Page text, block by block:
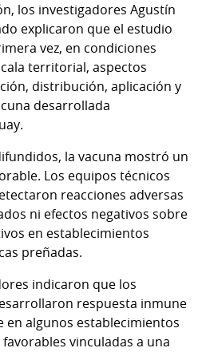
los investigadores Agustín
explicaron que el estudio
vez, en condiciones
territorial, aspectos
distribución, aplicación y
desarrollada
la vacuna mostró un
Los equipos técnicos
reacciones adversas
ni efectos negativos sobre
en establecimientos
preñadas.
indicaron que los
respuesta inmune
en algunos establecimientos
vinculadas a una